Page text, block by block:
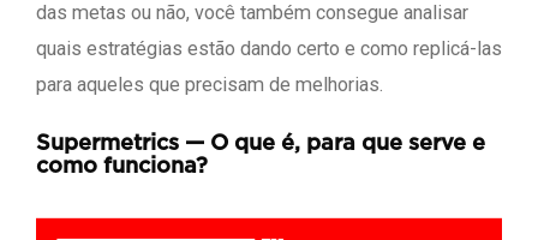
das metas ou não, você também consegue analisar
quais estratégias estão dando certo e como replicá-las
para aqueles que precisam de melhorias.
Supermetrics — O que é, para que serve e
como funciona?